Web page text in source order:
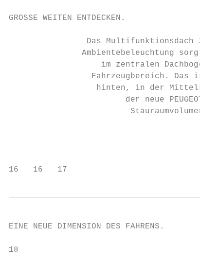
GROSSE WEITEN ENTDECKEN.
Das Multifunktionsdach
Ambientebeleuchtung sorgt
im zentralen
Fahrzeugbereich. Das ist
hinten, in der
der neue PEUGEOT
16   16   17
EINE NEUE DIMENSION DES FAHRENS.
18                                      19